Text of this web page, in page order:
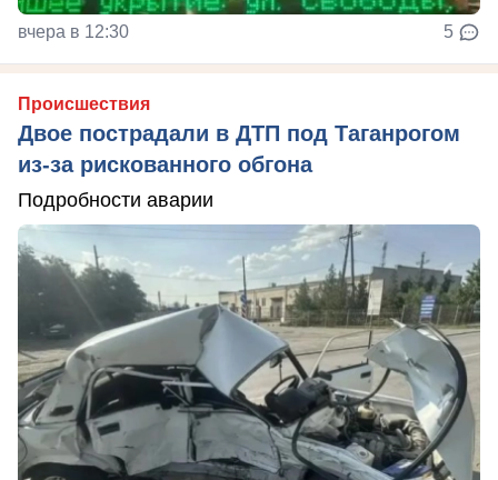
вчера в 12:30 5
Происшествия
Двое пострадали в ДТП под Таганрогом
из-за рискованного обгона
Подробности аварии